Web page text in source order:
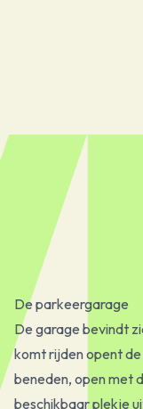
De parkeergarage
De garage bevindt
komt rijden opent
beneden, open met
beschikbaar plekje